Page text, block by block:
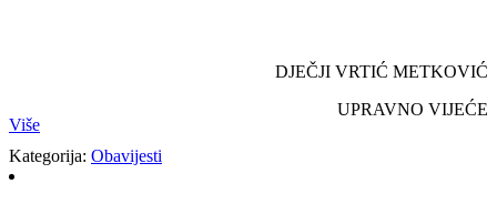
DJEČJI VRTIĆ METKOVIĆ
UPRAVNO VIJEĆE
Više
Kategorija: Obavijesti